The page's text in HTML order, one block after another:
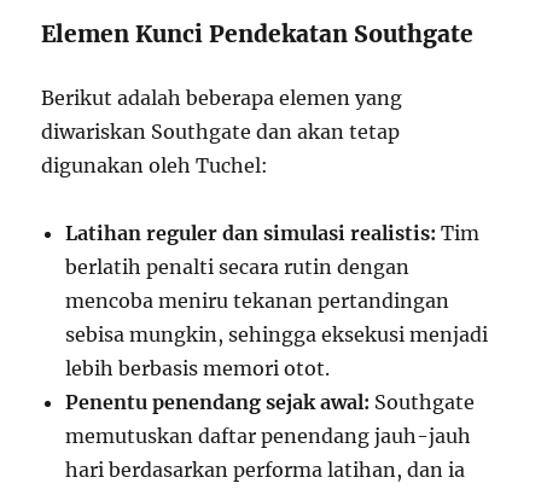
Elemen Kunci Pendekatan Southgate
Berikut adalah beberapa elemen yang
diwariskan Southgate dan akan tetap
digunakan oleh Tuchel:
Latihan reguler dan simulasi realistis: Tim
berlatih penalti secara rutin dengan
mencoba meniru tekanan pertandingan
sebisa mungkin, sehingga eksekusi menjadi
lebih berbasis memori otot.
Penentu penendang sejak awal: Southgate
memutuskan daftar penendang jauh-jauh
hari berdasarkan performa latihan, dan ia